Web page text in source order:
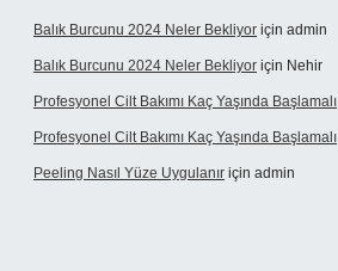
Balık Burcunu 2024 Neler Bekliyor için admin
Balık Burcunu 2024 Neler Bekliyor için Nehir
Profesyonel Cilt Bakımı Kaç Yaşında Başlamalı
Profesyonel Cilt Bakımı Kaç Yaşında Başlamalı
Peeling Nasıl Yüze Uygulanır için admin